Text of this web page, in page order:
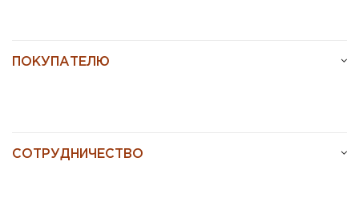
ПОКУПАТЕЛЮ
СОТРУДНИЧЕСТВО